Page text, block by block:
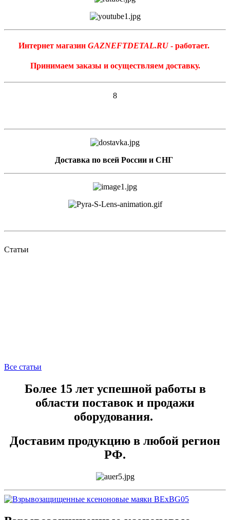
Интернет магазин GAZNEFTDETAL.RU- работает.
Принимаем заказы и осуществляем доставку.
8
Доставка по всей России и СНГ
Статьи
Все статьи
Более 15 лет успешной работы в
области поставок и продажи
оборудования.
Доставим продукцию в любой регион
РФ.